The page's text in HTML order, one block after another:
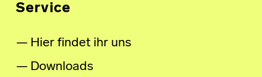
Service
Hier findet ihr uns
Downloads